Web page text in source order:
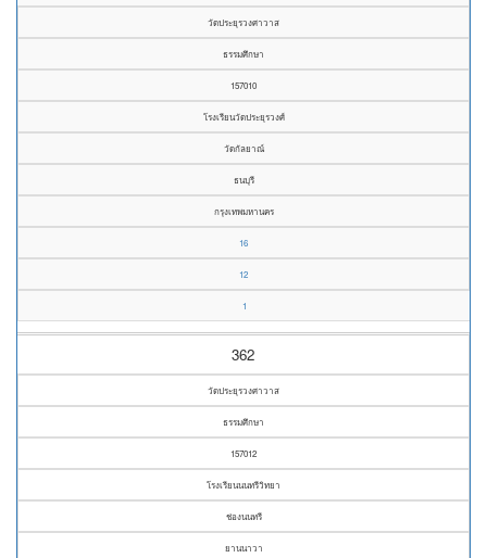
วัดประยุรวงศาวาส
ธรรมศึกษา
157010
โรงเรียนวัดประยุรวงศ์
วัดกัลยาณ์
ธนบุรี
กรุงเทพมหานคร
16
12
1
362
วัดประยุรวงศาวาส
ธรรมศึกษา
157012
โรงเรียนนนทรีวิทยา
ช่องนนทรี
ยานนาวา